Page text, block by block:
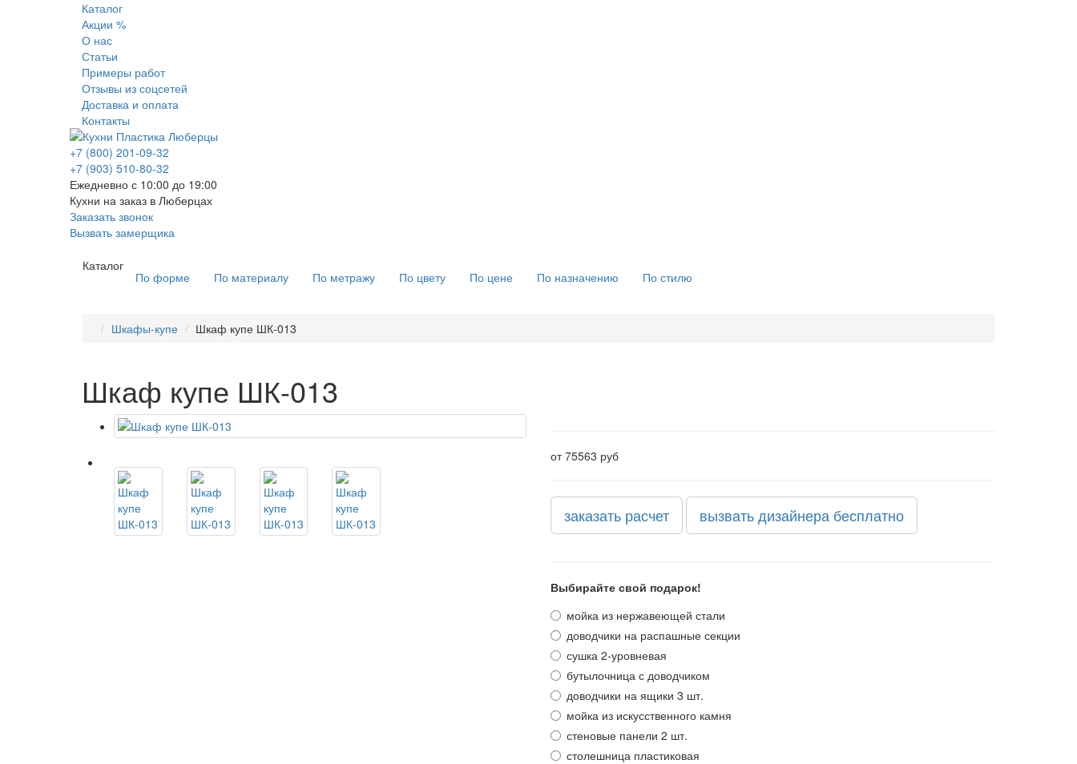
Каталог
Акции %
О нас
Статьи
Примеры работ
Отзывы из соцсетей
Доставка и оплата
Контакты
+7 (800) 201-09-32
+7 (903) 510-80-32
Ежедневно с 10:00 до 19:00
Кухни на заказ в Люберцах
Заказать звонок
Вызвать замерщика
Каталог
По форме По материалу По метражу По цвету По цене По назначению По стилю
Шкафы-купе Шкаф купе ШК-013
Шкаф купе ШК-013
от 75563 руб
заказать расчет вызвать дизайнера бесплатно
Выбирайте свой подарок!
мойка из нержавеющей стали
доводчики на распашные секции
сушка 2-уровневая
бутылочница с доводчиком
доводчики на ящики 3 шт.
мойка из искусственного камня
стеновые панели 2 шт.
столешница пластиковая